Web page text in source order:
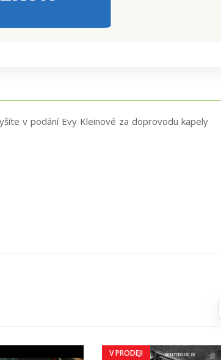
v podání Evy Kleinové za doprovodu kapely
V PRODEJI